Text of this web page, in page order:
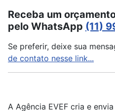
Receba um
pelo WhatsApp (11)
Se preferir, deixe sua
de contato nesse link...
A Agência EVEF cria e